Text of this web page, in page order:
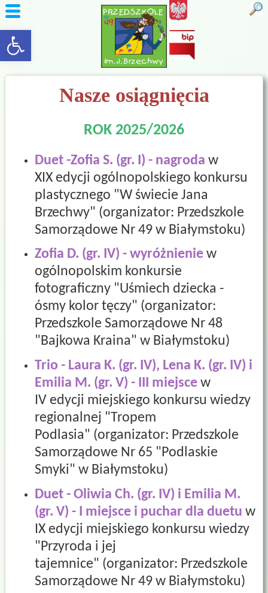
rozwiń/zwiń panel
Nasze osiągnięcia
ROK 2025/2026
Duet -Zofia S. (gr. I) - nagroda w
XIX edycji ogólnopolskiego konkursu
plastycznego "W świecie Jana
Brzechwy" (organizator: Przedszkole
Samorządowe Nr 49 w Białymstoku)
Zofia D. (gr. IV) - wyróżnienie w
ogólnopolskim konkursie
fotograficzny "Uśmiech dziecka -
ósmy kolor tęczy" (organizator:
Przedszkole Samorządowe Nr 48
"Bajkowa Kraina" w Białymstoku)
Trio - Laura K. (gr. IV), Lena K. (gr. IV) i
Emilia M. (gr. V) - III miejsce w
IV edycji miejskiego konkursu wiedzy
regionalnej "Tropem
Podlasia" (organizator: Przedszkole
Samorządowe Nr 65 "Podlaskie
Smyki" w Białymstoku)
Duet - Oliwia Ch. (gr. IV) i Emilia M.
(gr. V) - I miejsce i puchar dla duetu w
IX edycji miejskiego konkursu wiedzy
"Przyroda i jej
tajemnice" (organizator: Przedszkole
Samorządowe Nr 49 w Białymstoku)